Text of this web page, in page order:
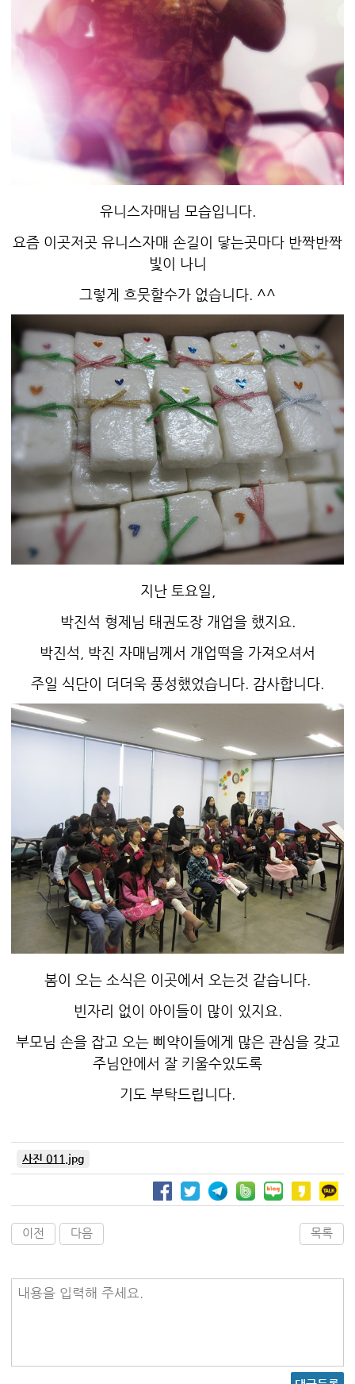
유니스자매님 모습입니다.
요즘 이곳저곳 유니스자매 손길이 닿는곳마다 반짝반짝
빛이 나니
그렇게 흐뭇할수가 없습니다. ^^
지난 토요일,
박진석 형제님 태권도장 개업을 했지요.
박진석, 박진 자매님께서 개업떡을 가져오셔서
주일 식단이 더더욱 풍성했었습니다. 감사합니다.
봄이 오는 소식은 이곳에서 오는것 같습니다.
빈자리 없이 아이들이 많이 있지요.
부모님 손을 잡고 오는 삐약이들에게 많은 관심을 갖고
주님안에서 잘 키울수있도록
기도 부탁드립니다.
사진 011.jpg
이전 다음 목록
내용을 입력해 주세요.